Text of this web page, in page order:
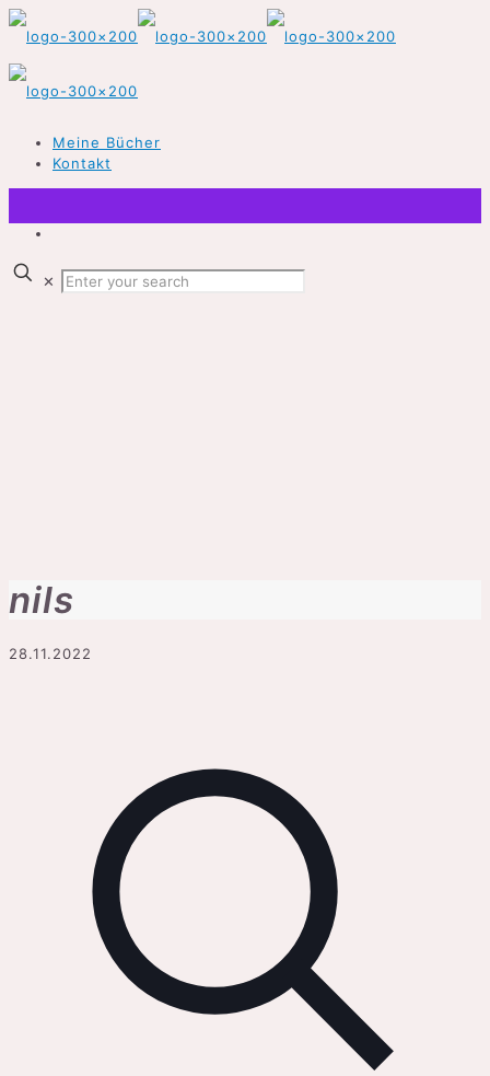
Meine Bücher
Kontakt
✕
nils
28.11.2022